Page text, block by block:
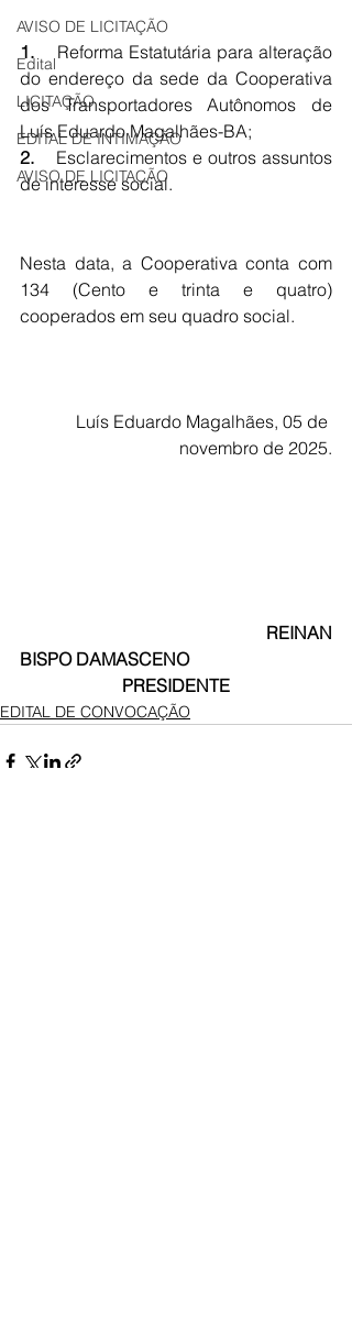
AVISO DE LICITAÇÃO
Edital
LICITAÇÃO
EDITAL DE INTIMAÇÃO
AVISO DE LICITAÇÃO
1. Reforma Estatutária para alteração
do endereço da sede da Cooperativa
dos Transportadores Autônomos de
Luís Eduardo Magalhães-BA;
2. Esclarecimentos e outros assuntos
de interesse social.
Nesta data, a Cooperativa conta com
134 (Cento e trinta e quatro)
cooperados em seu quadro social.
Luís Eduardo Magalhães, 05 de
novembro de 2025.
REINAN
BISPO DAMASCENO
PRESIDENTE
EDITAL DE CONVOCAÇÃO